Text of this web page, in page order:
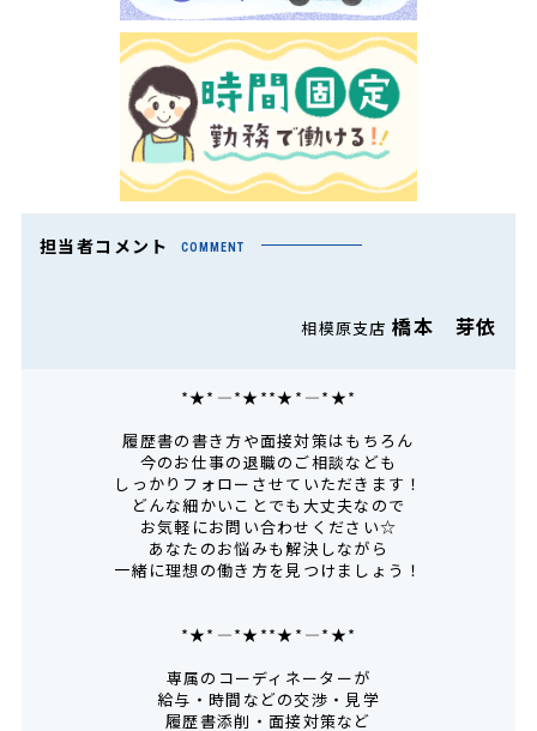
担当者コメント COMMENT
相模原支店橋本 芽依
*★*――――*★**★*――――*★*
履歴書の書き方や面接対策はもちろん
今のお仕事の退職のご相談なども
しっかりフォローさせていただきます！
どんな細かいことでも大丈夫なので
お気軽にお問い合わせください☆
あなたのお悩みも解決しながら
一緒に理想の働き方を見つけましょう！
*★*――――*★**★*――――*★*
専属のコーディネーターが
給与・時間などの交渉・見学
履歴書添削・面接対策など